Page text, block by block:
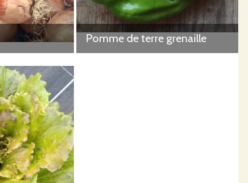
Pomme de terre grenaille